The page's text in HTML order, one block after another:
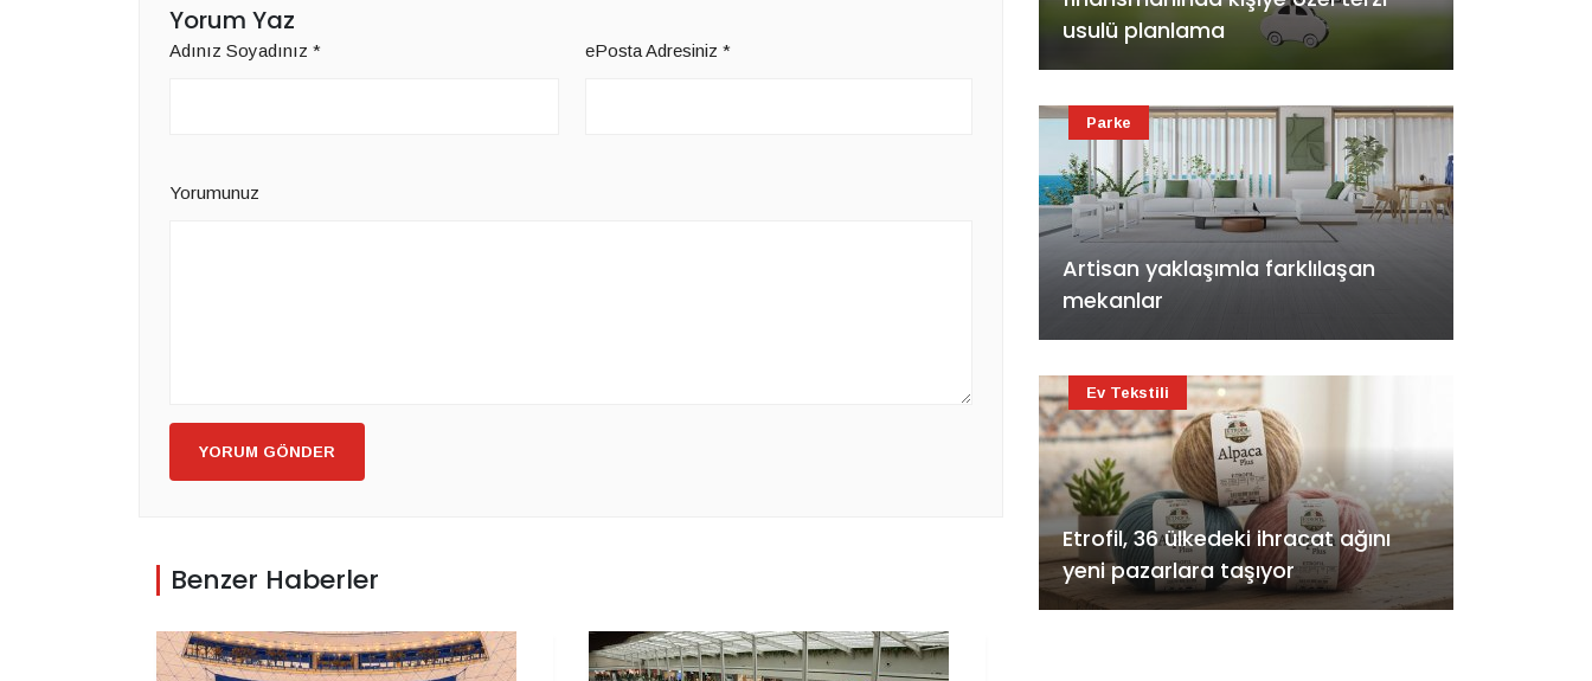
Yorum Yaz
Adınız Soyadınız * ePosta Adresiniz *
Yorumunuz
YORUM GÖNDER
Benzer Haberler
usulü planlama
Artisan yaklaşımla farklılaşan
mekanlar
Parke
Etrofil, 36 ülkedeki ihracat ağını
yeni pazarlara taşıyor
Ev Tekstili